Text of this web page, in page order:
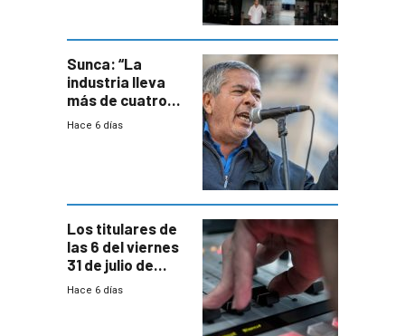
Sunca: “La
industria lleva
más de cuatro
meses sin
Hace 6 días
Los titulares de
las 6 del viernes
31 de julio de
2026
Hace 6 días